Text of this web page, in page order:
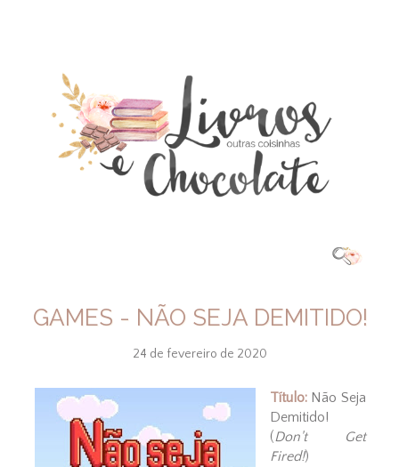
GAMES - NÃO SEJA DEMITIDO!
24 de fevereiro de 2020
Título:Não Seja
Demitido!
(Don't Get
Fired!)